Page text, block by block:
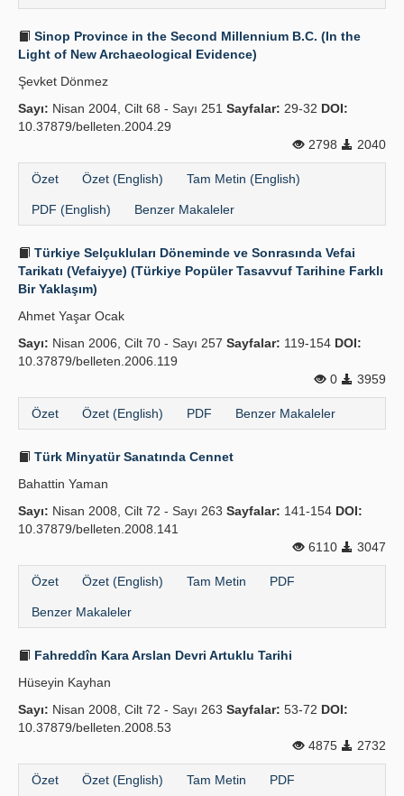
Sinop Province in the Second Millennium B.C. (In the
Light of New Archaeological Evidence)
Şevket Dönmez
Sayı: Nisan 2004, Cilt 68 - Sayı 251 Sayfalar: 29-32 DOI:
10.37879/belleten.2004.29
2798
2040
Özet Özet (English) Tam Metin (English)
PDF (English) Benzer Makaleler
Türkiye Selçukluları Döneminde ve Sonrasında Vefai
Tarikatı (Vefaiyye) (Türkiye Popüler Tasavvuf Tarihine Farklı
Bir Yaklaşım)
Ahmet Yaşar Ocak
Sayı: Nisan 2006, Cilt 70 - Sayı 257 Sayfalar: 119-154 DOI:
10.37879/belleten.2006.119
0
3959
Özet Özet (English) PDF Benzer Makaleler
Türk Minyatür Sanatında Cennet
Bahattin Yaman
Sayı: Nisan 2008, Cilt 72 - Sayı 263 Sayfalar: 141-154 DOI:
10.37879/belleten.2008.141
6110
3047
Özet Özet (English) Tam Metin PDF
Benzer Makaleler
Fahreddîn Kara Arslan Devri Artuklu Tarihi
Hüseyin Kayhan
Sayı: Nisan 2008, Cilt 72 - Sayı 263 Sayfalar: 53-72 DOI:
10.37879/belleten.2008.53
4875
2732
Özet Özet (English) Tam Metin PDF